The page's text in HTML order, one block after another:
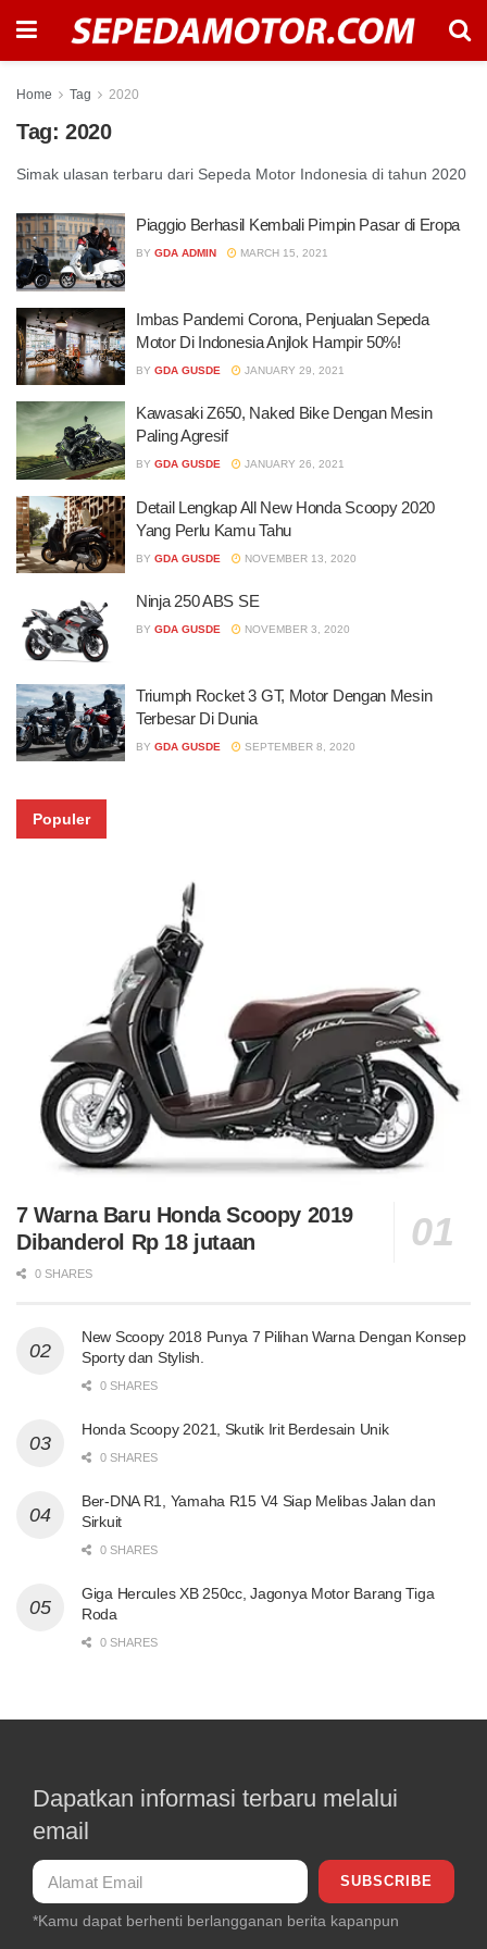
Home Tag 2020
Tag: 2020
Simak ulasan terbaru dari Sepeda Motor Indonesia di tahun 2020
Piaggio Berhasil Kembali Pimpin Pasar di Eropa
BY GDA ADMIN MARCH 15, 2021
Imbas Pandemi Corona, Penjualan Sepeda
Motor Di Indonesia Anjlok Hampir 50%!
BY GDA GUSDE JANUARY 29, 2021
Kawasaki Z650, Naked Bike Dengan Mesin
Paling Agresif
BY GDA GUSDE JANUARY 26, 2021
Detail Lengkap All New Honda Scoopy 2020
Yang Perlu Kamu Tahu
BY GDA GUSDE NOVEMBER 13, 2020
Ninja 250 ABS SE
BY GDA GUSDE NOVEMBER 3, 2020
Triumph Rocket 3 GT, Motor Dengan Mesin
Terbesar Di Dunia
BY GDA GUSDE SEPTEMBER 8, 2020
Populer
7 Warna Baru Honda Scoopy 2019
Dibanderol Rp 18 jutaan
0 SHARES
New Scoopy 2018 Punya 7 Pilihan Warna Dengan Konsep
Sporty dan Stylish.
0 SHARES
Honda Scoopy 2021, Skutik Irit Berdesain Unik
0 SHARES
Ber-DNA R1, Yamaha R15 V4 Siap Melibas Jalan dan
Sirkuit
0 SHARES
Giga Hercules XB 250cc, Jagonya Motor Barang Tiga
Roda
0 SHARES
Dapatkan informasi terbaru melalui
email
*Kamu dapat berhenti berlangganan berita kapanpun